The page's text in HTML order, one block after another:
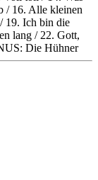
/ 16. Alle kleinen
19. Ich bin die
lang / 22. Gott,
Die Hühner